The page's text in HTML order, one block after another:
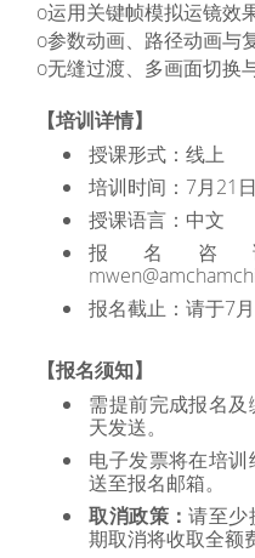
o运用关键帧模拟运镜效
o参数动画、路径动画与
o无缝过渡、多画面切换
【培训详情】
授课形式：线上
培训时间：7月21
授课语言：中文
报名咨询
报名截止：请于7
【报名须知】
需提前完成报名
天发送。
电子发票将在培
送至报名邮箱。
取消政策：请至少
期取消将收取全额